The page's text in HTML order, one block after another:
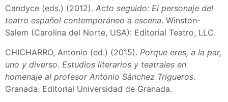
Candyce (eds.) (2012). Acto seguido: El personaje del
teatro español contemporáneo a escena. Winston-
Salem (Carolina del Norte, USA): Editorial Teatro, LLC.
CHICHARRO, Antonio (ed.) (2015). Porque eres, a la par,
uno y diverso. Estudios literarios y teatrales en
homenaje al profesor Antonio Sánchez Trigueros.
Granada: Editorial Universidad de Granada.